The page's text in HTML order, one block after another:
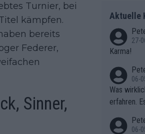
Turnier, bei
kämpfen.
bereits
Federer,
Sinner,
Aktuelle
27-
Karma!
06-
Was
erfahren.
06-